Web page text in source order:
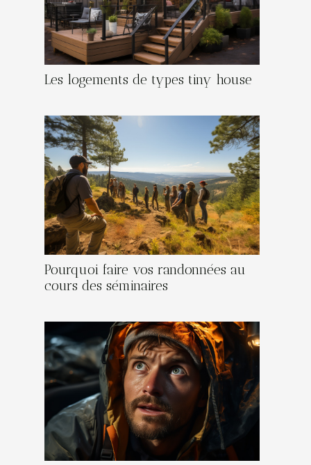
Les logements de types tiny house
Pourquoi faire vos randonnées au
cours des séminaires